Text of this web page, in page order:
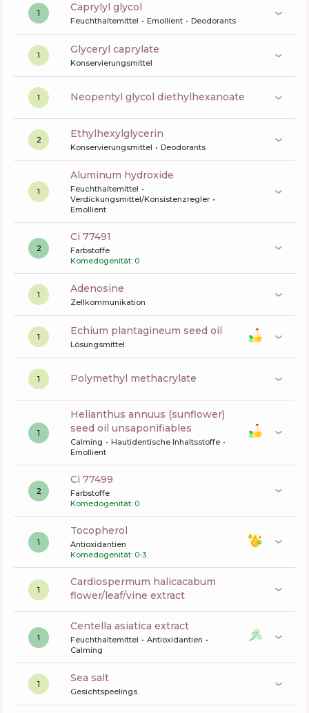
1 caprylyl glycol
Feuchthaltemittel Emollient Deodorants
1 glyceryl caprylate
Konservierungsmittel
1 neopentyl glycol diethylhexanoate
2 ethylhexylglycerin
Konservierungsmittel Deodorants
1
aluminum hydroxide
Feuchthaltemittel
Verdickungsmittel/Konsistenzregler
Emollient
2
ci 77491
Farbstoffe
Komedogenität: 0
1 Adenosine
Zellkommunikation
1 echium plantagineum seed oil
Lösungsmittel
1 polymethyl methacrylate
1
helianthus annuus (sunflower)
seed oil unsaponifiables
Calming
Hautidentische Inhaltsstoffe
Emollient
2
ci 77499
Farbstoffe
Komedogenität: 0
1
tocopherol
Antioxidantien
Komedogenität: 0-3
1
cardiospermum halicacabum
flower/leaf/vine extract
1
centella asiatica extract
Feuchthaltemittel
Antioxidantien
Calming
1 sea salt
Gesichtspeelings